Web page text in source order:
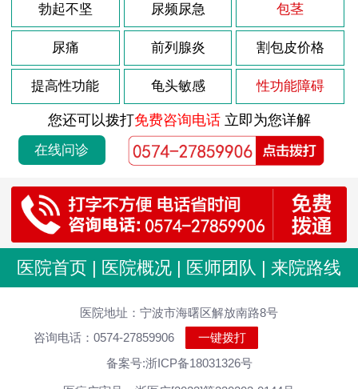
导致男人患上前列腺痛的原因 2022-05-10
包皮过长的表现有哪些？ 2022-05-10
包皮过长不割有哪些害处？ 2022-05-10
包皮过长不割会有哪些不良影响 2022-05-10
包皮过长病因到底有哪些 2022-05-10
包皮过长并发症有哪些呢 2022-05-10
包皮龟头炎有哪几种常见的危害 2022-05-10
包皮龟头炎如何预防呢 2022-05-10
包皮龟头炎的发病原因是什么
包皮龟头炎的常见类型有哪些
患上阳痿要注意的事项
得了阳痿会有哪些症状出现
勃起不坚 尿频尿急 包茎
尿痛 前列腺炎 割包皮价格
提高性功能 龟头敏感 性功能障碍
您还可以拨打免费咨询电话立即为您详解
在线问诊
医院首页 | 医院概况 | 医师团队 | 来院路线
医院地址：宁波市海曙区解放南路8号
咨询电话：0574-27859906
一键拨打
备案号:浙ICP备18031326号